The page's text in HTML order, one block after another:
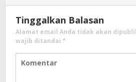
Tinggalkan Balasan
Alamat email Anda tidak akan
wajib ditandai *